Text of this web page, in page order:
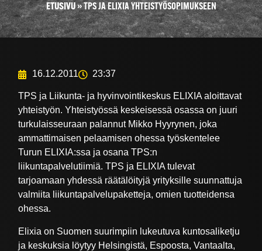
ETUSIVU»TPS JA ELIXIA YHTEISTYÖSOPIMUKSEEN
16.12.2011 23:37
TPS ja Liikunta- ja hyvinvointikeskus ELIXIA aloittavat
yhteistyön. Yhteistyössä keskeisessä osassa on juuri
turkulaisseuraan palannut Mikko Hyyrynen, joka
ammattimaisen pelaamisen ohessa työskentelee
Turun ELIXIA:ssa ja osana TPS:n
liikuntapalvelutiimiä. TPS ja ELIXIA tulevat
tarjoamaan yhdessä räätälöityjä yrityksille suunnattuja
valmiita liikuntapalvelupaketteja, omien tuotteidensa
ohessa.
Elixia on Suomen suurimpiin lukeutuva kuntosaliketju
ja keskuksia löytyy Helsingistä, Espoosta, Vantaalta,